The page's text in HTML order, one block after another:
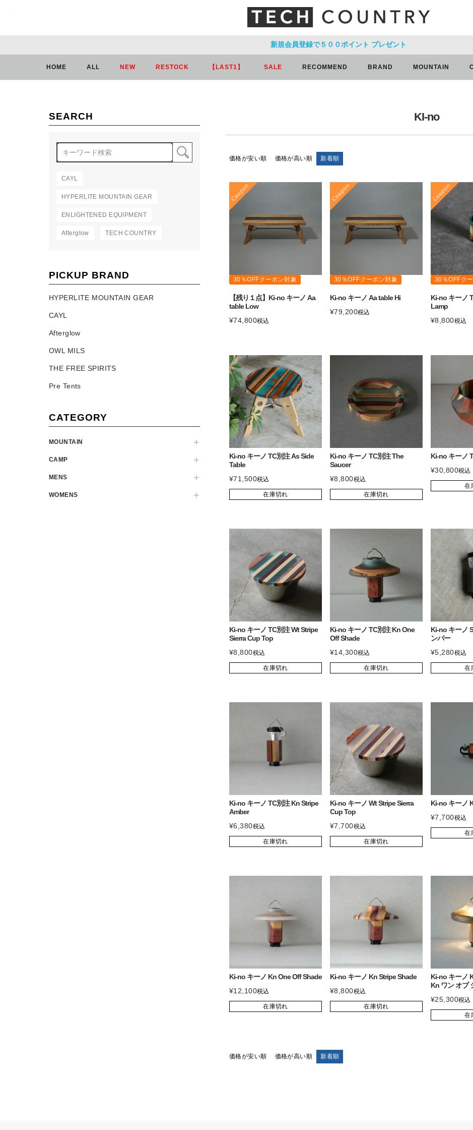
新規会員登録で５００ポイント プレゼント
HOME ALL NEW RESTOCK 【LAST1】 SALE RECOMMEND BRAND MOUNTAIN
SEARCH
CAYL
HYPERLITE MOUNTAIN GEAR
ENLIGHTENED EQUIPMENT
Afterglow TECH COUNTRY
PICKUP BRAND
HYPERLITE MOUNTAIN GEAR
CAYL
Afterglow
OWL MILS
THE FREE SPIRITS
Pre Tents
CATEGORY
MOUNTAIN
CAMP
MENS
WOMENS
KI-no
価格が安い順 価格が高い順 新着順
30％OFFクーポン対象
【残り１点】Ki-no キーノ Aa
table Low
¥74,800税込
30％OFFクーポン対象
Ki-no キーノ Aa table Hi
¥79,200税込
30％OFFク
Ki-no キーノ
Lamp
¥8,800税込
Ki-no キーノ TC別注 As Side
Table
¥71,500税込
在庫切れ
Ki-no キーノ TC別注 The
Saucer
¥8,800税込
在庫切れ
Ki-no キーノ
¥30,800税込
在
Ki-no キーノ TC別注 Wt Stripe
Sierra Cup Top
¥8,800税込
在庫切れ
Ki-no キーノ TC別注 Kn One
Off Shade
¥14,300税込
在庫切れ
Ki-no キーノ
ンバー
¥5,280税込
在
Ki-no キーノ TC別注 Kn Stripe
Amber
¥6,380税込
在庫切れ
Ki-no キーノ Wt Stripe Sierra
Cup Top
¥7,700税込
在庫切れ
Ki-no キーノ
¥7,700税込
在
Ki-no キーノ Kn One Off Shade
¥12,100税込
在庫切れ
Ki-no キーノ Kn Stripe Shade
¥8,800税込
在庫切れ
Ki-no キーノ
Kn ワン オブ
¥25,300税込
在
価格が安い順 価格が高い順 新着順